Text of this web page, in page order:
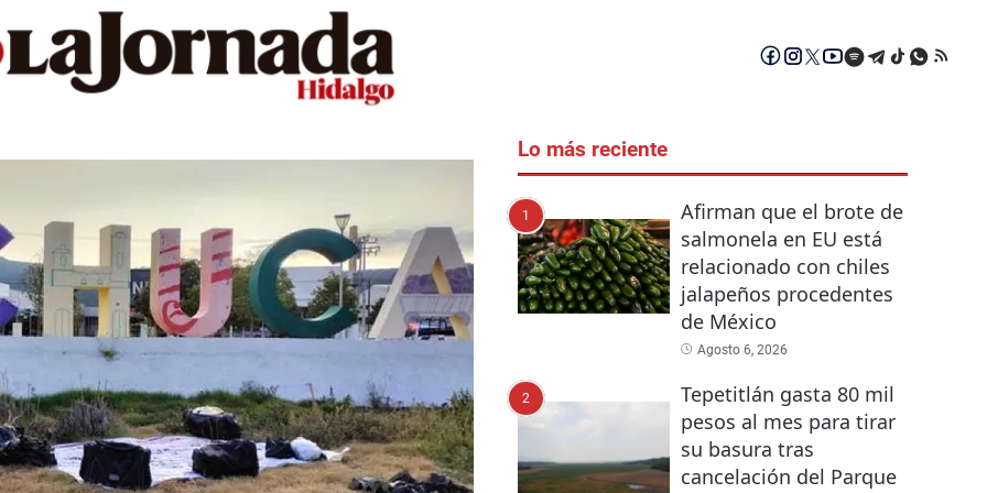
Lo más reciente
1
Afirman que el brote de
salmonela en EU está
relacionado con chiles
jalapeños procedentes
de México
Agosto 6, 2026
2
Tepetitlán gasta 80 mil
pesos al mes para tirar
su basura tras
cancelación del Parque